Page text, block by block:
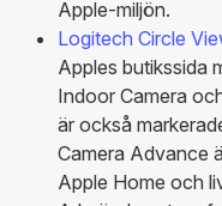
Apple-miljön.
Logitech Circle
Apples butikssida
Indoor Camera
är också
Camera Advance
Apple Home och